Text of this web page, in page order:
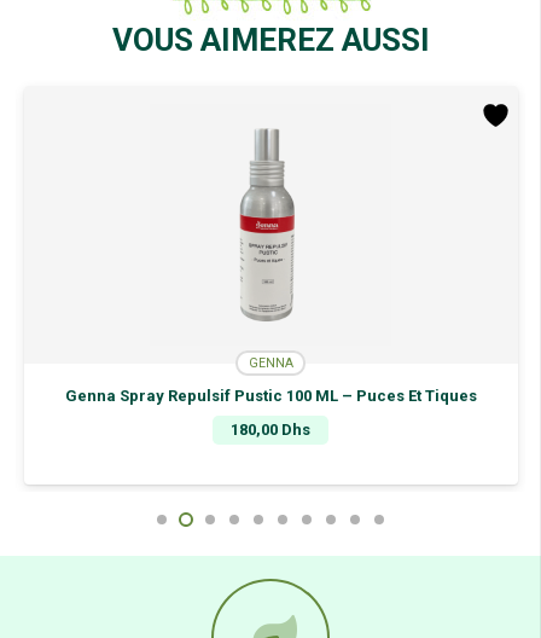
VOUS AIMEREZ AUSSI
GENNA
Genna Spray Repulsif Pustic 100 ML – Puces Et Tiques
180,00 Dhs